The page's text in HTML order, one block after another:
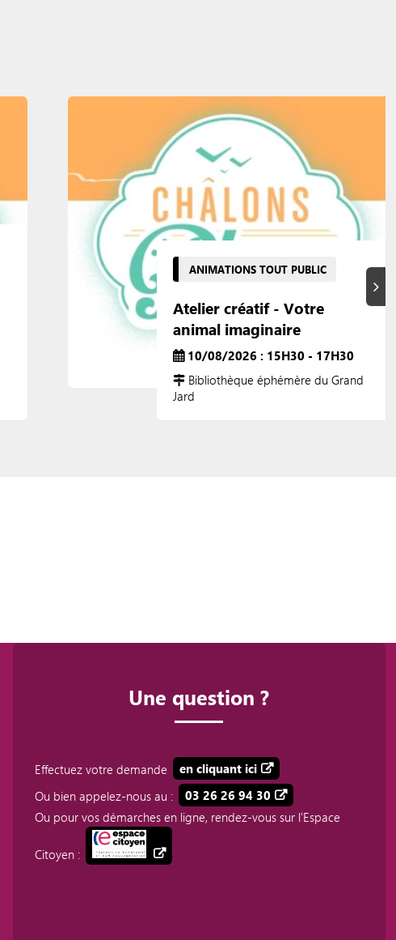
ANIMATIONS TOUT PUBLIC
Atelier créatif - Votre
animal imaginaire
10/08/2026 : 15H30 - 17H30
Bibliothèque éphémère du Grand
Jard
Une question ?
Effectuez votre demande
en cliquant ici
Ou bien appelez-nous au :
03 26 26 94 30
Ou pour vos démarches en ligne, rendez-vous sur l'Espace
Citoyen :